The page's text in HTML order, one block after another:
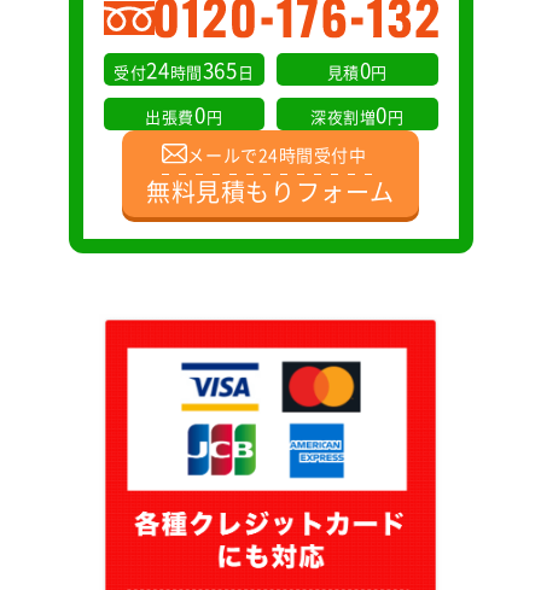
受付24時間365日 見積0円
出張費0円 深夜割増0円
メールで24時間受付中
無料見積もりフォーム